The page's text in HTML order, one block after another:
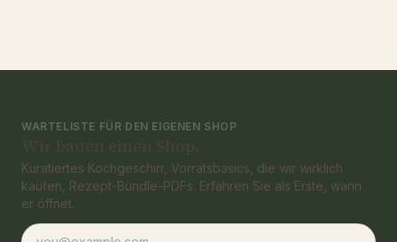
WARTELISTE FÜR DEN EIGENEN SHOP
Wir bauen einen Shop.
Kuratiertes Kochgeschirr, Vorratsbasics, die wir wirklich
kaufen, Rezept-Bundle-PDFs. Erfahren Sie als Erste, wann
er öffnet.
E-Mail-Adresse